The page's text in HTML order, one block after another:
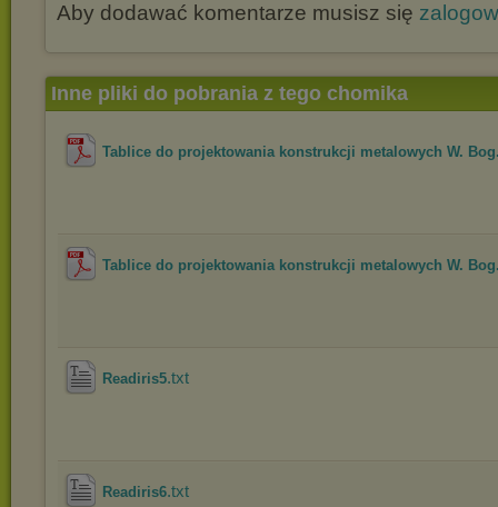
Aby dodawać komentarze musisz się
Inne pliki do pobrania z tego chomika
Tablice do projektowania konstrukcji metalowych W.
Tablice do projektowania konstrukcji metalowych W.
Readiris5.txt
Readiris6.txt